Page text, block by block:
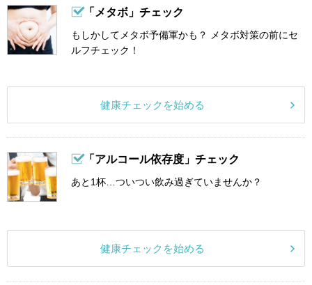
「メタボ」チェック
もしかしてメタボ予備軍かも？ メタボ対策の前にセ
ルフチェック！
健康チェックを始める
「アルコール依存度」チェック
あと1杯…ついつい飲み過ぎていませんか？
健康チェックを始める